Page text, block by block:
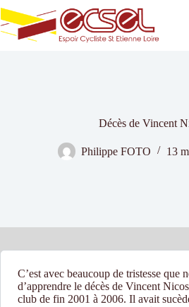
Passer
au
contenu
Décès de Vincent
Philippe FOTO 13
C’est avec beaucoup de tristesse que
d’apprendre le décès de Vincent
club de fin 2001 à 2006. Il avait